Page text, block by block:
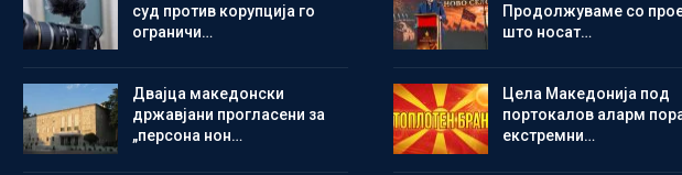
суд против корупција го
ограничи…
Двајца македонски
државјани прогласени за
„персона нон…
Продолжуваме со
што носат…
Цела Македонија под
портокалов аларм
екстремни…